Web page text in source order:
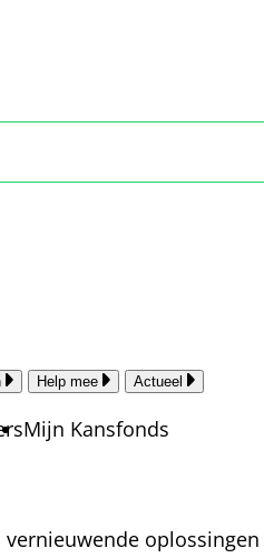
Help mee Actueel
Mijn Kansfonds